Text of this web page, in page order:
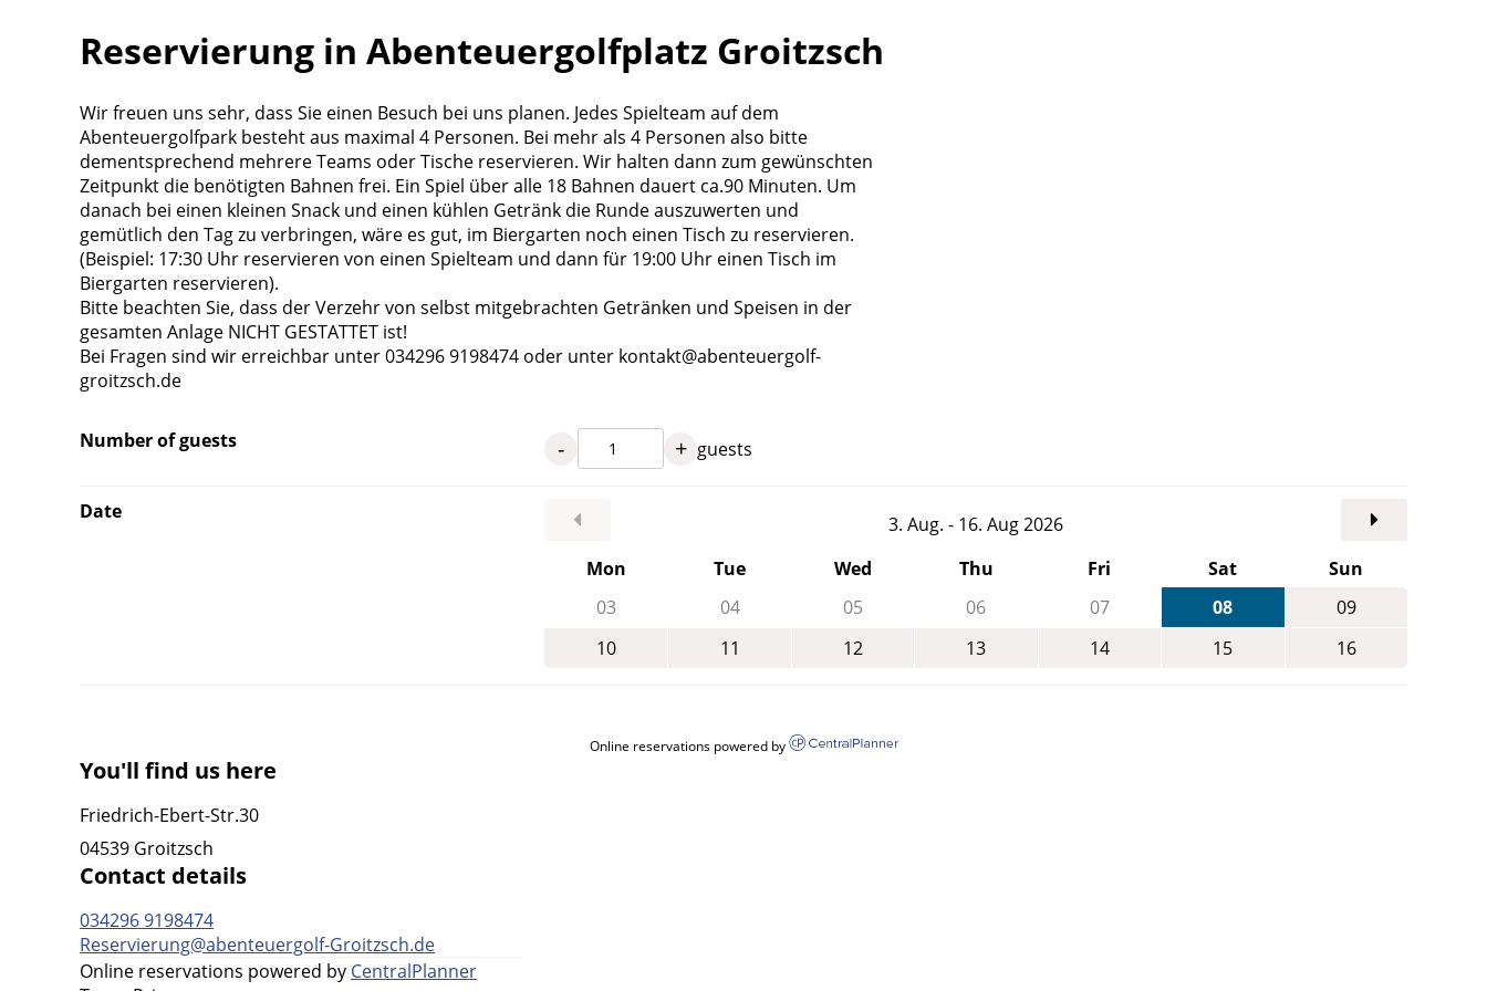
Reservierung in Abenteuergolfplatz Groitzsch
Wir freuen uns sehr, dass Sie einen Besuch bei uns planen. Jedes Spielteam auf dem
Abenteuergolfpark besteht aus maximal 4 Personen. Bei mehr als 4 Personen also bitte
dementsprechend mehrere Teams oder Tische reservieren. Wir halten dann zum gewünschten
Zeitpunkt die benötigten Bahnen frei. Ein Spiel über alle 18 Bahnen dauert ca.90 Minuten. Um
danach bei einen kleinen Snack und einen kühlen Getränk die Runde auszuwerten und
gemütlich den Tag zu verbringen, wäre es gut, im Biergarten noch einen Tisch zu reservieren.
(Beispiel: 17:30 Uhr reservieren von einen Spielteam und dann für 19:00 Uhr einen Tisch im
Biergarten reservieren).
Bitte beachten Sie, dass der Verzehr von selbst mitgebrachten Getränken und Speisen in der
gesamten Anlage NICHT GESTATTET ist!
Bei Fragen sind wir erreichbar unter 034296 9198474 oder unter kontakt@abenteuergolf-
groitzsch.de
Number of guests - + guests
Date
3. Aug. - 16. Aug 2026
Mon
Tue Wed Thu Fri Sat
Sun
03
04 05 06 07 08
09
10
11 12 13 14 15 16
Online reservations powered by
You'll find us here
Friedrich-Ebert-Str.30
04539 Groitzsch
Contact details
034296 9198474
Reservierung@abenteuergolf-Groitzsch.de
Online reservations powered by CentralPlanner